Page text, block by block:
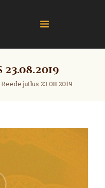
Reede jutlus 23.08.2019